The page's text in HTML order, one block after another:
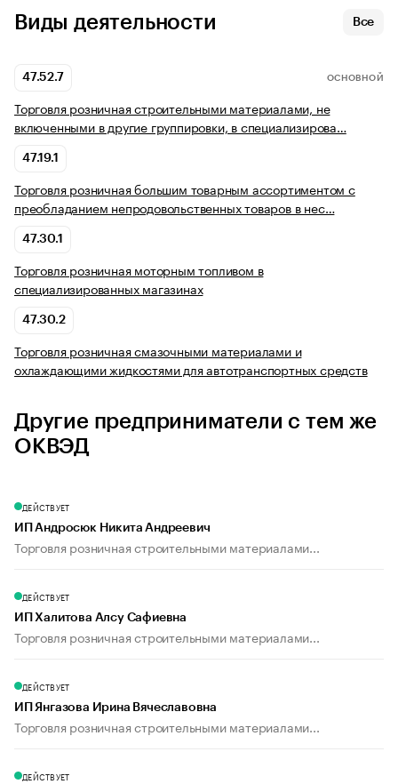
Виды деятельности Все
47.52.7 ОСНОВНОЙ
Торговля розничная строительными материалами, не
включенными в другие группировки, в специализирова…
47.19.1
Торговля розничная большим товарным ассортиментом с
преобладанием непродовольственных товаров в нес…
47.30.1
Торговля розничная моторным топливом в
специализированных магазинах
47.30.2
Торговля розничная смазочными материалами и
охлаждающими жидкостями для автотранспортных средств
Другие предприниматели с тем же
ОКВЭД
ДЕЙСТВУЕТ
ИП Андросюк Никита Андреевич
Торговля розничная строительными материалами...
ДЕЙСТВУЕТ
ИП Халитова Алсу Сафиевна
Торговля розничная строительными материалами...
ДЕЙСТВУЕТ
ИП Янгазова Ирина Вячеславовна
Торговля розничная строительными материалами...
ДЕЙСТВУЕТ